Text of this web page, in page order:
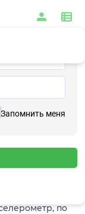
Запомнить меня
/ Датчики /
по